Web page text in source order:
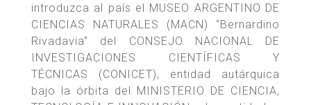
introduzca al país el MUSEO ARGENTINO DE
CIENCIAS NATURALES (MACN) “Bernardino
Rivadavia” del CONSEJO NACIONAL DE
INVESTIGACIONES CIENTÍFICAS Y
TÉCNICAS (CONICET), entidad autárquica
bajo la órbita del MINISTERIO DE CIENCIA,